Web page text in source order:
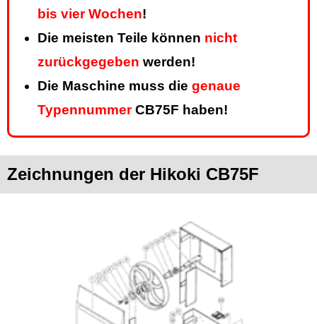
bis vier Wochen!
Die meisten Teile können nicht
zurückgegeben werden!
Die Maschine muss die genaue
TypennummerCB75F haben!
Zeichnungen der Hikoki CB75F